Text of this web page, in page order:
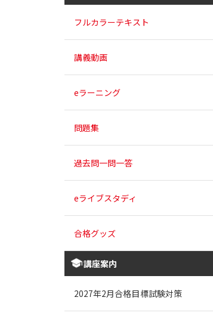
フルカラーテキスト
講義動画
eラーニング
問題集
過去問一問一答
eライブスタディ
合格グッズ
講座案内
2027年2月合格目標試験対策